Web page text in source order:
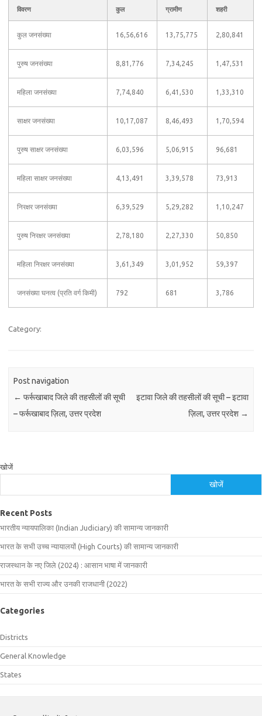
विवरण कुल ग्रामीण शहरी
कुल जनसंख्या 16,56,616 13,75,775 2,80,841
पुरुष जनसंख्या 8,81,776 7,34,245 1,47,531
महिला जनसंख्या 7,74,840 6,41,530 1,33,310
साक्षर जनसंख्या 10,17,087 8,46,493 1,70,594
पुरुष साक्षर जनसंख्या 6,03,596 5,06,915 96,681
महिला साक्षर जनसंख्या 4,13,491 3,39,578 73,913
निरक्षर जनसंख्या 6,39,529 5,29,282 1,10,247
पुरुष निरक्षर जनसंख्या 2,78,180 2,27,330 50,850
महिला निरक्षर जनसंख्या 3,61,349 3,01,952 59,397
जनसंख्या घनत्व (प्रति वर्ग किमी) 792 681 3,786
Category:
Post navigation
← फर्रूखाबाद जिले की तहसीलों की सूची
– फर्रूखाबाद ज़िला, उत्तर प्रदेश
इटावा जिले की तहसीलों की सूची – इटावा
ज़िला, उत्तर प्रदेश →
खोजें
खोजें
Recent Posts
भारतीय न्यायपालिका (Indian Judiciary) की सामान्य जानकारी
भारत के सभी उच्च न्यायालयों (High Courts) की सामान्य जानकारी
राजस्थान के नए जिले (2024) : आसान भाषा में जानकारी
भारत के सभी राज्य और उनकी राजधानी (2022)
Categories
Districts
General Knowledge
States